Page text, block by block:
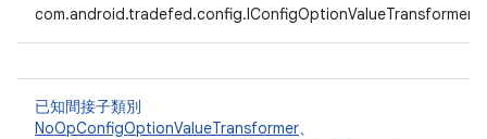
com.android.tradefed.config.IConfigOptionValueTransformer
已知間接子類別
NoOpConfigOptionValueTransformer、